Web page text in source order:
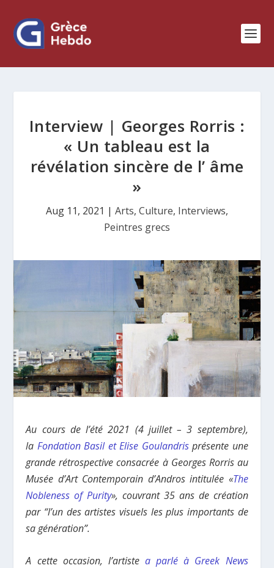
Interview | Georges Rorris :
« Un tableau est la
révélation sincère de l’ âme
»
Aug 11, 2021 | Arts, Culture, Interviews,
Peintres grecs
Au cours de l’été 2021 (4 juillet – 3 septembre),
la Fondation Basil et Elise Goulandrisprésente une
grande rétrospective consacrée à Georges Rorris au
Musée d’Art Contemporain d’Andros intitulée «The
Nobleness of Purity», couvrant 35 ans de création
par “l’un des artistes visuels les plus importants de
sa génération”.
A cette occasion, l’artiste a parlé à Greek News